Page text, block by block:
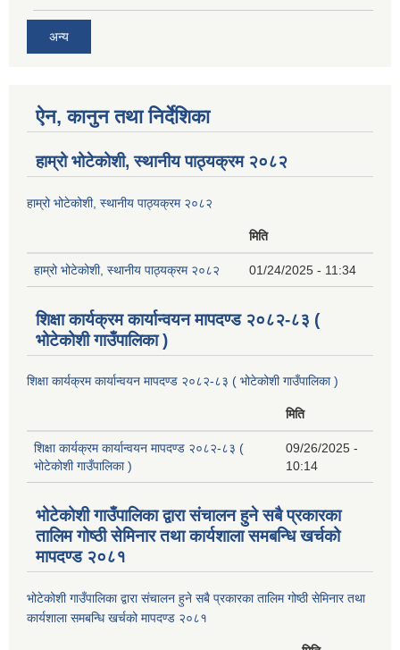
अन्य
ऐन, कानुन तथा निर्देशिका
हाम्रो भोटेकोशी, स्थानीय पाठ्यक्रम २०८२
हाम्रो भोटेकोशी, स्थानीय पाठ्यक्रम २०८२
मिति
हाम्रो भोटेकोशी, स्थानीय पाठ्यक्रम २०८२ 01/24/2025 - 11:34
शिक्षा कार्यक्रम कार्यान्वयन मापदण्ड २०८२-८३ (
भोटेकोशी गाउँपालिका )
शिक्षा कार्यक्रम कार्यान्वयन मापदण्ड २०८२-८३ ( भोटेकोशी गाउँपालिका )
मिति
शिक्षा कार्यक्रम कार्यान्वयन मापदण्ड २०८२-८३ (
भोटेकोशी गाउँपालिका )
09/26/2025 -
10:14
भोटेकोशी गाउँपालिका द्वारा संचालन हुने सबै प्रकारका
तालिम गोष्ठी सेमिनार तथा कार्यशाला समबन्धि खर्चको
मापदण्ड २०८१
भोटेकोशी गाउँपालिका द्वारा संचालन हुने सबै प्रकारका तालिम गोष्ठी सेमिनार तथा
कार्यशाला समबन्धि खर्चको मापदण्ड २०८१